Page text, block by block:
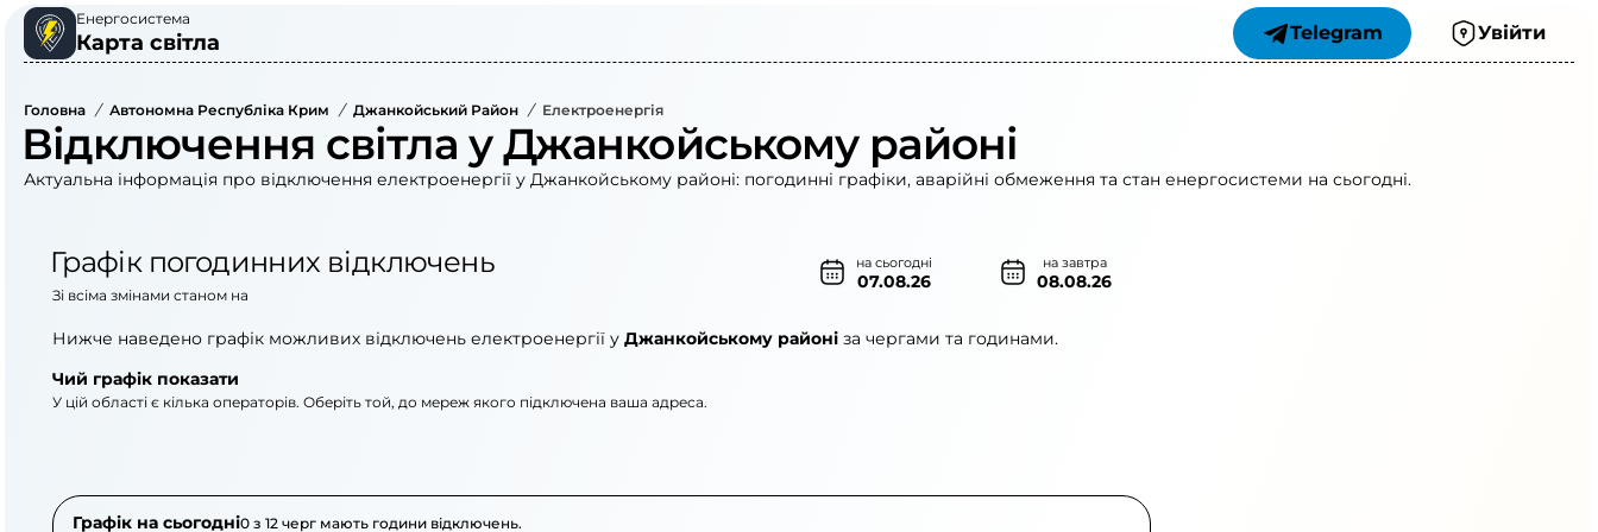
Енергосистема
Карта світла Telegram Увійти
Головна / Автономна Республіка Крим / Джанкойський Район / Електроенергія
Відключення світла у Джанкойському районі
Актуальна інформація про відключення електроенергії у Джанкойському районі: погодинні графіки, аварійні обмеження та стан енергосистеми на сьогодні.
Графік погодинних відключень на сьогодні
07.08.26
на завтра
08.08.26
Зі всіма змінами станом на
Нижче наведено графік можливих відключень електроенергії у Джанкойському районі за чергами та годинами.
Чий графік показати
У цій області є кілька операторів. Оберіть той, до мереж якого підключена ваша адреса.
Графік на сьогодні0 з 12 черг мають години відключень.